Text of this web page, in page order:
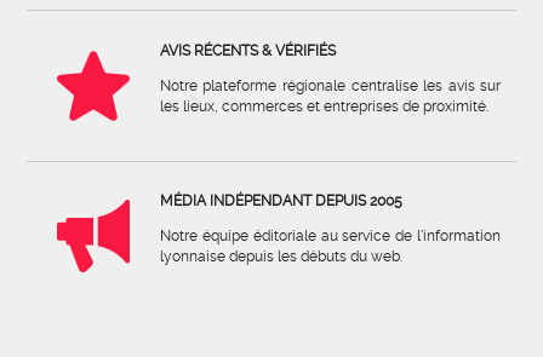
AVIS RÉCENTS & VÉRIFIÉS
Notre plateforme régionale centralise les avis sur
les lieux, commerces et entreprises de proximité.
MÉDIA INDÉPENDANT DEPUIS 2005
Notre équipe éditoriale au service de l'information
lyonnaise depuis les débuts du web.